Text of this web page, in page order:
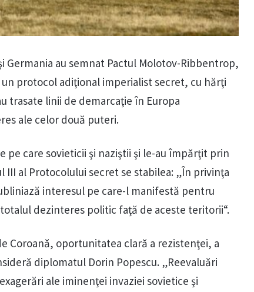
Germania au semnat Pactul Molotov-Ribbentrop,
protocol adiţional imperialist secret, cu hărţi
trasate linii de demarcaţie în Europa
ale celor două puteri.
pe care sovieticii şi naziştii şi le-au împărţit prin
III al Protocolului secret se stabilea: „În privinţa
interesul pe care-l manifestă pentru
dezinteres politic faţă de aceste teritorii“.
Coroană, oportunitatea clară a rezistenţei, a
diplomatul Dorin Popescu. „Reevaluări
ale iminenţei invaziei sovietice şi